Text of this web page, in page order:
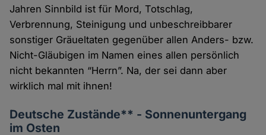
Jahren Sinnbild ist für Mord, Totschlag,
Verbrennung, Steinigung und unbeschreibbarer
sonstiger Gräueltaten gegenüber allen Anders- bzw.
Nicht-Gläubigen im Namen eines allen persönlich
nicht bekannten “Herrn”. Na, der sei dann aber
wirklich mal mit ihnen!
Deutsche Zustände** - Sonnenuntergang
im Osten